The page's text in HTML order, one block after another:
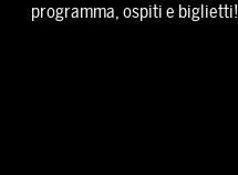
programma, ospiti e biglietti!